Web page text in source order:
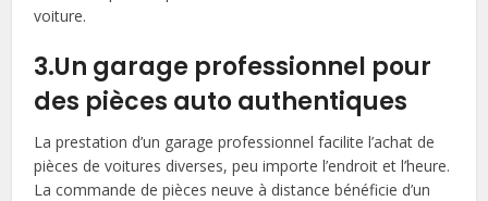
voiture.
3.Un garage professionnel pour
des pièces auto authentiques
La prestation d’un garage professionnel facilite l’achat de
pièces de voitures diverses, peu importe l’endroit et l’heure.
La commande de pièces neuve à distance bénéficie d’un